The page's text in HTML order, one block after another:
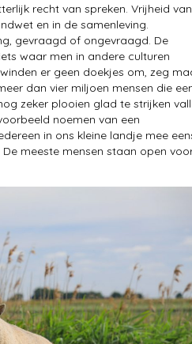
recht van spreken. Vrijheid van
en in de samenleving.
gevraagd of ongevraagd. De
waar men in andere culturen
er geen doekjes om, zeg
dan vier miljoen mensen die
zeker plooien glad te strijken
noemen van een
in ons kleine landje mee
meeste mensen staan open